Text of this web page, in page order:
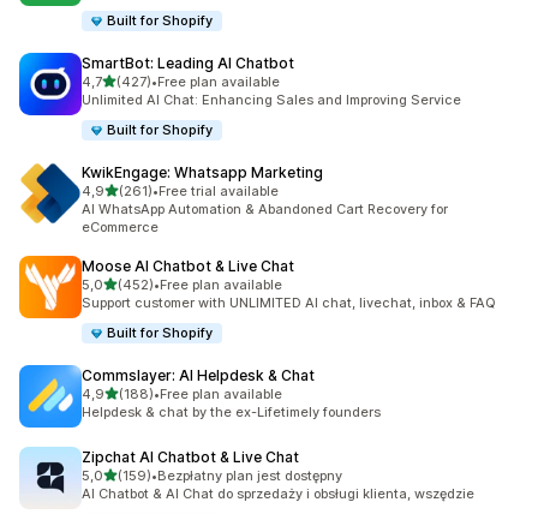
Built for Shopify
SmartBot: Leading AI Chatbot
4,7na 5 gwiazdek
(427)
Łączna liczba recenzji: 427
•Free plan available
Unlimited AI Chat: Enhancing Sales and Improving Service
Built for Shopify
KwikEngage: Whatsapp Marketing
4,9na 5 gwiazdek
(261)
Łączna liczba recenzji: 261
•Free trial available
AI WhatsApp Automation & Abandoned Cart Recovery for
eCommerce
Moose AI Chatbot & Live Chat
5,0na 5 gwiazdek
(452)
Łączna liczba recenzji: 452
•Free plan available
Support customer with UNLIMITED AI chat, livechat, inbox & FAQ
Built for Shopify
Commslayer: AI Helpdesk & Chat
4,9na 5 gwiazdek
(188)
Łączna liczba recenzji: 188
•Free plan available
Helpdesk & chat by the ex-Lifetimely founders
Zipchat AI Chatbot & Live Chat
5,0na 5 gwiazdek
(159)
Łączna liczba recenzji: 159
•Bezpłatny plan jest dostępny
AI Chatbot & AI Chat do sprzedaży i obsługi klienta, wszędzie